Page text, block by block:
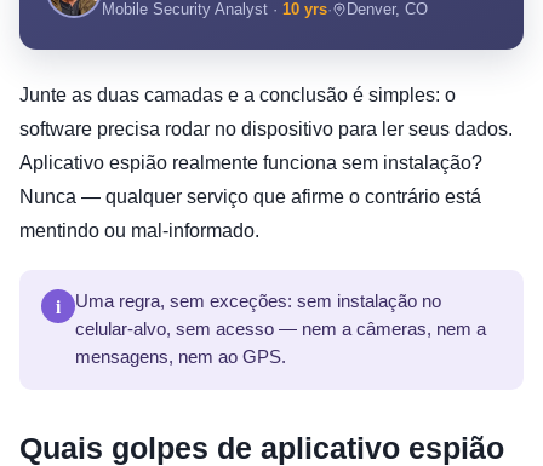
Mobile Security Analyst · 10 yrs· Denver, CO
Junte as duas camadas e a conclusão é simples: o
software precisa rodar no dispositivo para ler seus dados.
Aplicativo espião realmente funciona sem instalação?
Nunca — qualquer serviço que afirme o contrário está
mentindo ou mal-informado.
i
Uma regra, sem exceções: sem instalação no
celular-alvo, sem acesso — nem a câmeras, nem a
mensagens, nem ao GPS.
Quais golpes de aplicativo espião